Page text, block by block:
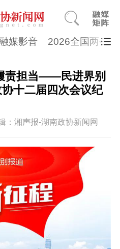
媒影音 2026全国两会
责担当——民进界别
十二届四次会议纪
：湘声报-湖南政协新闻网